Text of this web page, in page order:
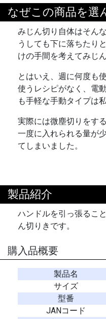
なぜこの商品を選
みじん切り自体はそん
うしても下に落ちたり
けの手間を考えてみじ
とはいえ、週に何度も
使うレシピがなく、電
も手軽な手動タイプは
実際には微塵切りをす
一度に入れられる量が
てしまいました。
製品紹介
ハンドルを引っ張るこ
ん切りきです。
購入品概要
製品名
サイズ
型番
JANコード